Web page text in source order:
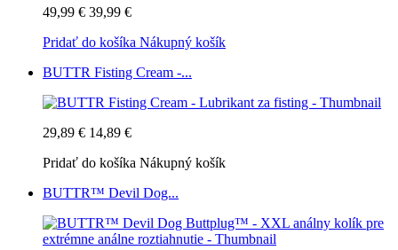
49,99 € 39,99 €
Pridať do košíka Nákupný košík
BUTTR Fisting Cream -...
29,89 € 14,89 €
Pridať do košíka Nákupný košík
BUTTR™ Devil Dog...